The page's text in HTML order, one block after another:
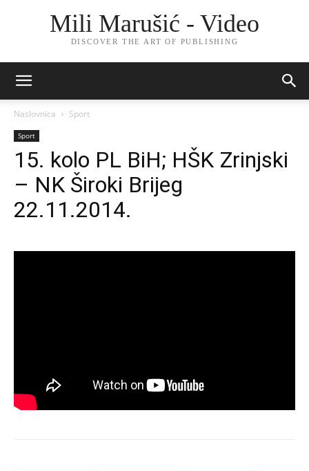
Mili Marušić - Video
DISCOVER THE ART OF PUBLISHING
Naslovnica Sport
Sport
15. kolo PL BiH; HŠK Zrinjski
– NK Široki Brijeg
22.11.2014.